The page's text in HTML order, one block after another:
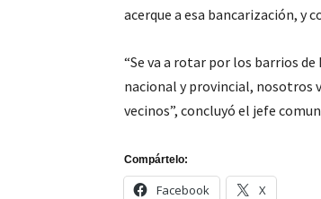
acerque a esa bancarización, y
“Se va a rotar por los barrios
nacional y provincial, nosotros
vecinos”, concluyó el jefe
Compártelo:
Facebook X